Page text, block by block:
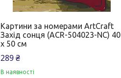
Картини за номерами ArtCraft
Захід сонця (ACR-504023-NC) 40
х 50 см
289 ₴
В наявності